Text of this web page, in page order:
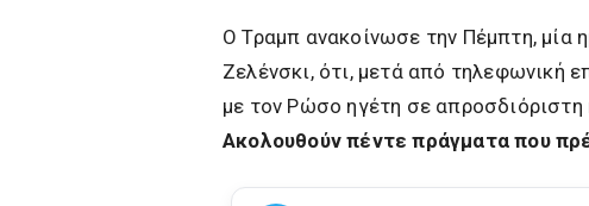
Ο Τραμπ ανακοίνωσε την Πέμπτη, μία
Ζελένσκι, ότι, μετά από τηλεφωνική
με τον Ρώσο ηγέτη σε
Ακολουθούν πέντε πράγματα που